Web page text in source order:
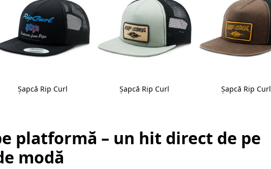
Șapcă Rip Curl Șapcă Rip Curl Șapcă Rip Curl
platformă – un hit direct de pe
modă